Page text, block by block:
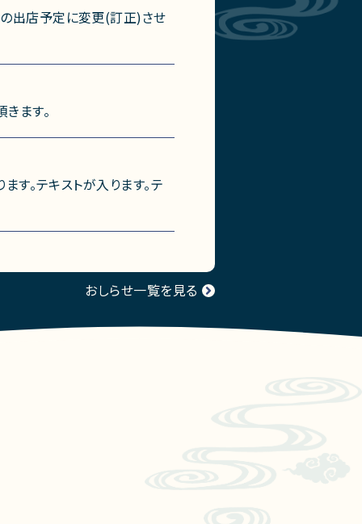
の出店予定に変更(訂正)させ
ます。
す。テキストが入ります。テ
おしらせ一覧を見る